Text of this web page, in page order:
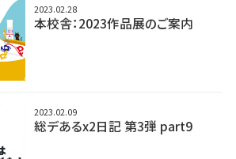
2023.02.28
本校舎：2023作品展のご案内
2023.02.09
総デあるx2日記 第3弾 part9